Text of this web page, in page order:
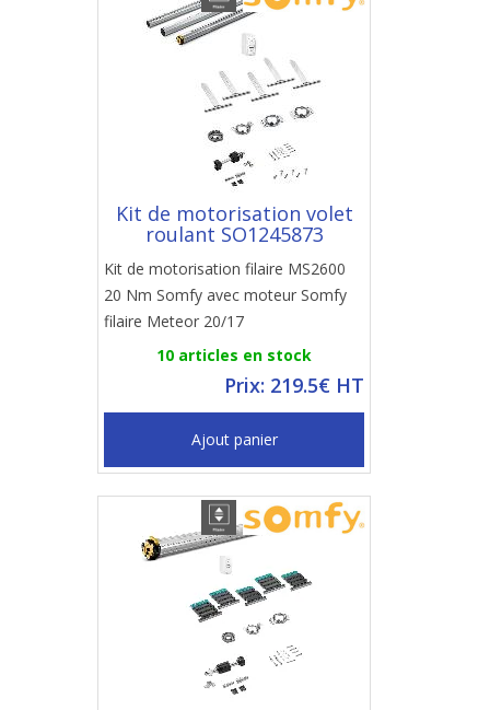
Kit de motorisation volet
roulant SO1245873
Kit de motorisation filaire MS2600
20 Nm Somfy avec moteur Somfy
filaire Meteor 20/17
10 articles en stock
Prix: 219.5€ HT
Ajout panier